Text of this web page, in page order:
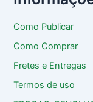
Como Publicar
Como Comprar
Fretes e Entregas
Termos de uso